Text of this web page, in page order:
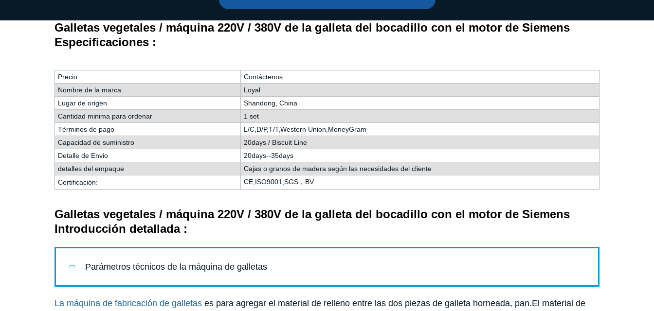
Galletas vegetales / máquina 220V / 380V de la galleta del bocadillo con el motor de Siemens
Especificaciones :
Precio
Contáctenos.
Nombre de la marca
Loyal
Lugar de origen
Shandong, China
Cantidad minima para ordenar
1 set
Términos de pago
L/C,D/P,T/T,Western Union,MoneyGram
Capacidad de suministro
20days / Biscuit Line
Detalle de Envio
20days--35days
detalles del empaque
Cajas o granos de madera según las necesidades del cliente
Certificación:
CE,ISO9001,SGS，BV
Galletas vegetales / máquina 220V / 380V de la galleta del bocadillo con el motor de Siemens
Introducción detallada :
Parámetros técnicos de la máquina de galletas
La máquina de fabricación de galletas es para agregar el material de relleno entre las dos piezas de galleta horneada, pan.El material de